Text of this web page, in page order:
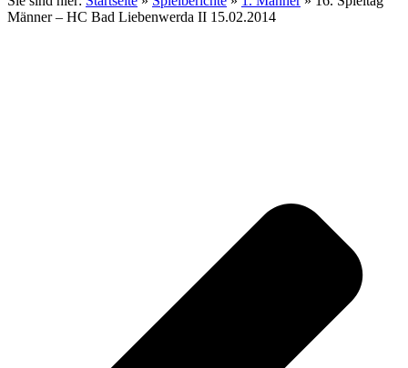
Männer – HC Bad Liebenwerda II 15.02.2014